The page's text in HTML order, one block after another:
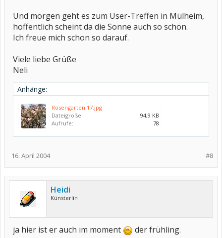
Und morgen geht es zum User-Treffen in Mülheim,
hoffentlich scheint da die Sonne auch so schön.
Ich freue mich schon so darauf.
Viele liebe Grüße
Neli
Anhänge:
Rosengarten 17.jpg
Dateigröße:
94,9 KB
Aufrufe:
78
#8
16. April 2004
Heidi
Künsterlin
ja hier ist er auch im moment
der frühling.